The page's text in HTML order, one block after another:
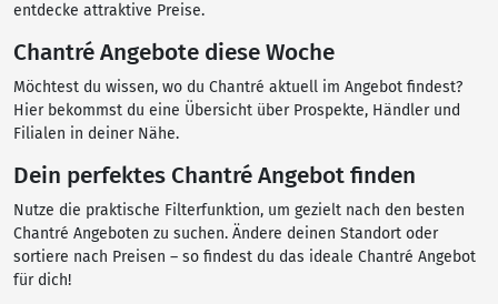
entdecke attraktive Preise.
Chantré Angebote diese Woche
Möchtest du wissen, wo du Chantré aktuell im Angebot findest?
Hier bekommst du eine Übersicht über Prospekte, Händler und
Filialen in deiner Nähe.
Dein perfektes Chantré Angebot finden
Nutze die praktische Filterfunktion, um gezielt nach den besten
Chantré Angeboten zu suchen. Ändere deinen Standort oder
sortiere nach Preisen – so findest du das ideale Chantré Angebot
für dich!